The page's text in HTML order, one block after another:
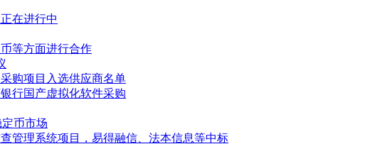
在进行中
等方面进行合作
购项目入选供应商名单
行国产虚拟化软件采购
币市场
管理系统项目，易得融信、法本信息等中标